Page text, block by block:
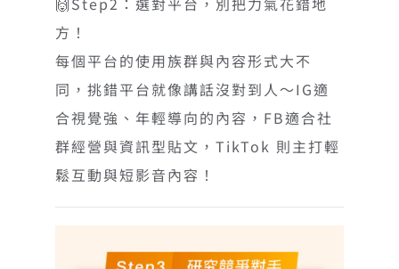
方！
每個平台的使用族群與內容形式大不
同，挑錯平台就像講話沒對到人～IG適
合視覺強、年輕導向的內容，FB適合社
群經營與資訊型貼文，TikTok 則主打輕
鬆互動與短影音內容！